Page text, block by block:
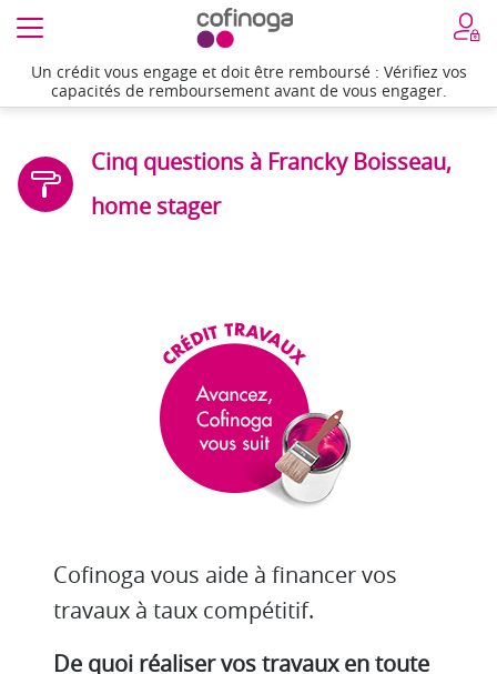
Un crédit vous engage et doit être remboursé : Vérifiez vos
capacités de remboursement avant de vous engager.
Cinq questions à Francky Boisseau,
home stager
Cofinoga vous aide à financer vos
travaux à taux compétitif.
De quoi réaliser vos travaux en toute